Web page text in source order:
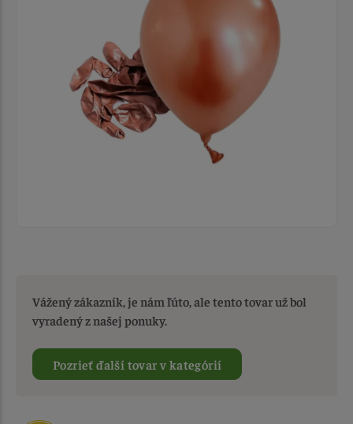
Vážený zákazník, je nám ľúto, ale tento tovar už bol
vyradený z našej ponuky.
Pozrieť ďalší tovar v kategórií